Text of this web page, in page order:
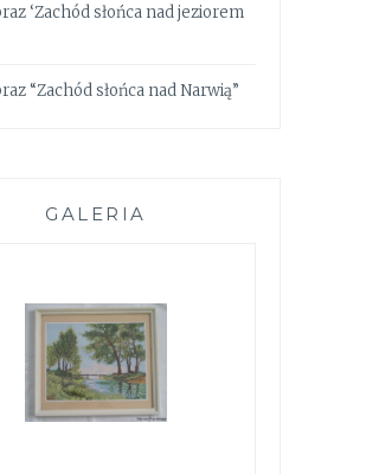
‘Zachód słońca nad jeziorem
“Zachód słońca nad Narwią”
GALERIA